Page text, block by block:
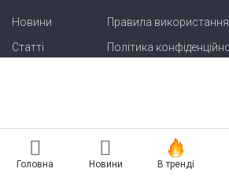
Новини
Статті
Правила
Політика
Реклама на сайті
Есть новость? Присылайте — разместим!
Головна Новини В тренді